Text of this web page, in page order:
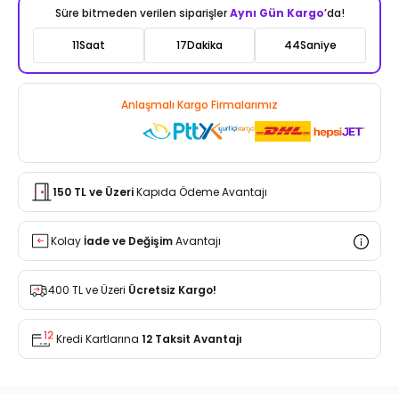
Süre bitmeden verilen siparişlerAynı Gün Kargo’da!
11Saat 17Dakika 42Saniye
Anlaşmalı Kargo Firmalarımız
150 TL ve ÜzeriKapıda Ödeme Avantajı
Kolayİade ve DeğişimAvantajı
400 TL ve Üzeri Ücretsiz Kargo!
Kredi Kartlarına 12 Taksit Avantajı